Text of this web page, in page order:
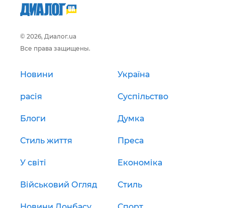
© 2026, Диалог.ua
Все права защищены.
Новини Україна
расія Суспільство
Блоги Думка
Стиль життя Преса
У світі Економіка
Військовий Огляд Стиль